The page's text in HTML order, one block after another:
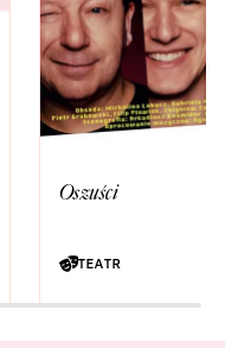
Oszuści
TEATR